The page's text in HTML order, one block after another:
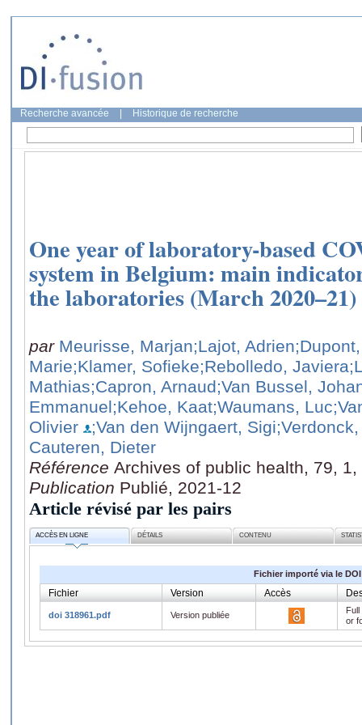
Recherche avancée Historique de recherche
One year of laboratory-based
system in Belgium: main
the laboratories (March 2020–21)
par Meurisse, Marjan;Lajot, Adrien
Marie;Klamer, Sofieke;Rebolledo, Javiera
Mathias;Capron, Arnaud;Van Bussel,
Emmanuel;Kehoe, Kaat;Waumans, Luc
Olivier
;Van den Wijngaert, Sigi
Cauteren, Dieter
Référence Archives of public health, 79, 1,
Publication Publié, 2021-12
Article révisé par les pairs
ACCÈS EN LIGNE DÉTAILS CONTENU
Fichier importé via le DOI
Fichier Version Accès
doi 318961.pdf Version publiée
or